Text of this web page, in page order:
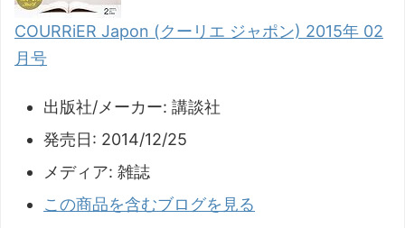
COURRiER Japon (クーリエ ジャポン) 2015年 02
月号
出版社/メーカー: 講談社
発売日: 2014/12/25
メディア: 雑誌
この商品を含むブログを見る